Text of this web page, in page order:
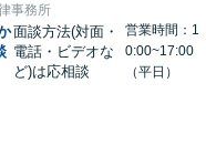
事務所
面談方法(対面・
電話・ビデオな
ど)は応相談
営業時間：1
0:00~17:00
（平日）